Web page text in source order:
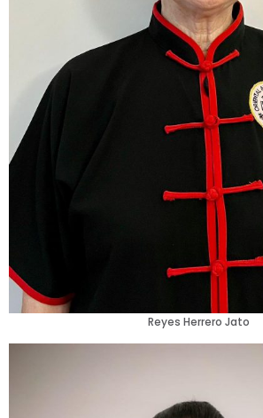
Reyes Herrero Jato